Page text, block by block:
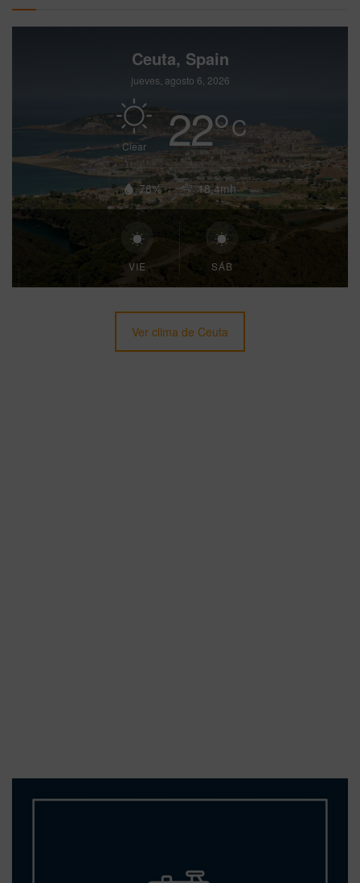
Ceuta, Spain
jueves, agosto 6, 2026
Clear 22°C
78% 18.4mh
VIE SÁB
Ver clima de Ceuta